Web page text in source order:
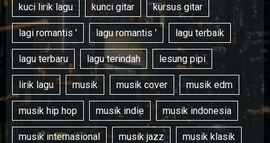
kuci lirik lagu kunci gitar kursus gitar
lagi romantis ' lagu romantis ' lagu terbaik
lagu terbaru lagu terindah lesung pipi
lirik lagu musik musik cover musik edm
musik hip hop musik indie musik indonesia
musik internasional musik jazz musik klasik